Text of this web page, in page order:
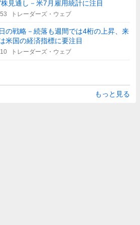
株見通し－米7月雇用統計に注目
トレーダーズ・ウェブ
の戦略－続落も週間では4桁の上昇、来
米国の経済指標に要注目
トレーダーズ・ウェブ
もっと見る